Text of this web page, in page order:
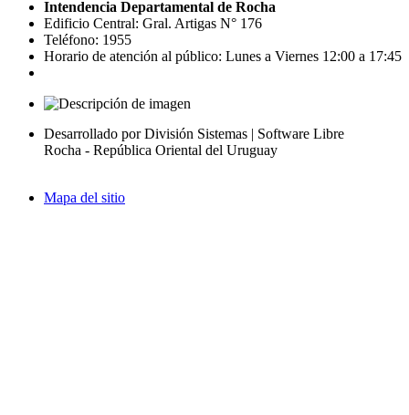
Intendencia Departamental de Rocha
Edificio Central: Gral. Artigas N° 176
Teléfono: 1955
Horario de atención al público: Lunes a Viernes 12:00 a 17:45
Desarrollado por División Sistemas | Software Libre
Rocha - República Oriental del Uruguay
Mapa del sitio